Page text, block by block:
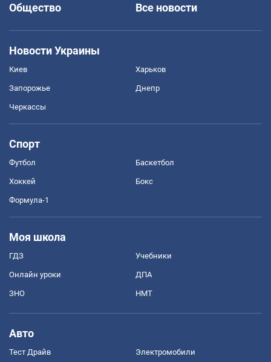
Общество
Все новости
Новости Украины
Киев Харьков
Запорожье Днепр
Черкассы
Спорт
Футбол Баскетбол
Хоккей Бокс
Формула-1
Моя школа
ГДЗ Учебники
Онлайн уроки ДПА
ЗНО НМТ
Авто
Тест Драйв Электромобили